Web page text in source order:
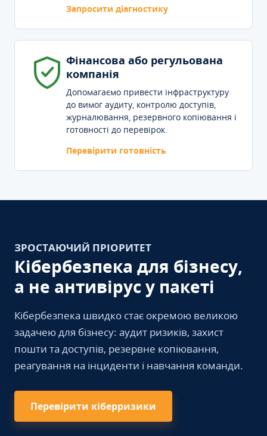
Запросити діагностику
Фінансова або регульована
компанія
Допомагаємо привести інфраструктуру
до вимог аудиту, контролю доступів,
журналювання, резервного копіювання і
готовності до перевірок.
Перевірити готовність
ЗРОСТАЮЧИЙ ПРІОРИТЕТ
Кібербезпека для бізнесу,
а не антивірус у пакеті
Кібербезпека швидко стає окремою великою
задачею для бізнесу: аудит ризиків, захист
пошти та доступів, резервне копіювання,
реагування на інциденти і навчання команди.
Перевірити кіберризики